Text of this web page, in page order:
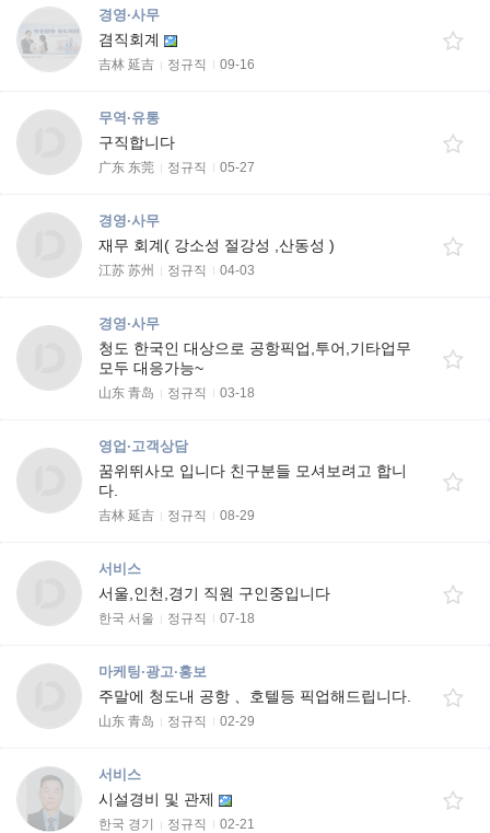
경영·사무
겸직회계
吉林 延吉 정규직 09-16
무역·유통
구직합니다
广东 东莞 정규직 05-27
경영·사무
재무 회계( 강소성 절강성 ,산동성 )
江苏 苏州 정규직 04-03
경영·사무
청도 한국인 대상으로 공항픽업,투어,기타업무
모두 대응가능~
山东 青岛 정규직 03-18
영업·고객상담
꿈위뛰사모 입니다 친구분들 모셔보려고 합니
다.
吉林 延吉 정규직 08-29
서비스
서울,인천,경기 직원 구인중입니다
한국 서울 정규직 07-18
마케팅·광고·홍보
주말에 청도내 공항 、호텔등 픽업해드립니다.
山东 青岛 정규직 02-29
서비스
시설경비 및 관제
한국 경기 정규직 02-21